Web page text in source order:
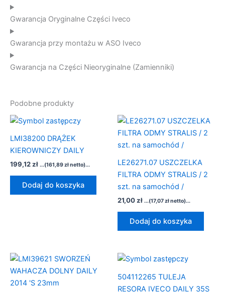
Gwarancja Oryginalne Części Iveco
Gwarancja przy montażu w ASO Iveco
Gwarancja na Części Nieoryginalne (Zamienniki)
Podobne produkty
LMI38200 DRĄŻEK
KIEROWNICZY DAILY
199,12zł ...(161,89złnetto)...
Dodaj do koszyka
LE26271.07 USZCZELKA
FILTRA ODMY STRALIS / 2
szt. na samochód /
21,00zł ...(17,07złnetto)...
Dodaj do koszyka
504112265 TULEJA
RESORA IVECO DAILY 35S